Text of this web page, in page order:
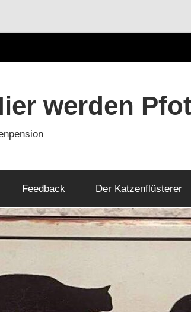
werden
Feedback Der Katzenflüsterer